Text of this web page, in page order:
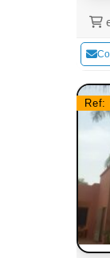
Ref: